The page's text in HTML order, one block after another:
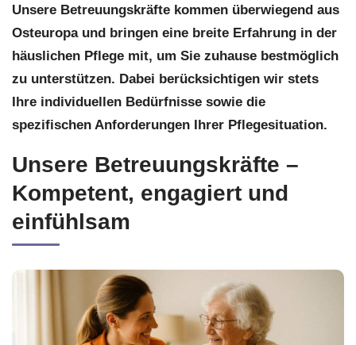
Unsere Betreuungskräfte kommen überwiegend aus
Osteuropa und bringen eine breite Erfahrung in der
häuslichen Pflege mit, um Sie zuhause bestmöglich
zu unterstützen. Dabei berücksichtigen wir stets
Ihre individuellen Bedürfnisse sowie die
spezifischen Anforderungen Ihrer Pflegesituation.
Unsere Betreuungskräfte –
Kompetent, engagiert und
einfühlsam